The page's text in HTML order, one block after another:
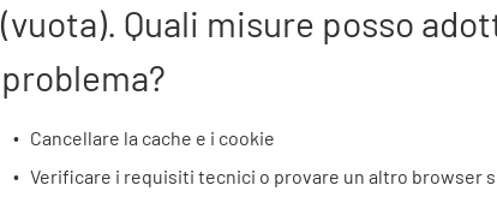
(vuota). Quali misure posso
problema?
Cancellare la cache e i cookie
Verificare i requisiti tecnici o provare un altro browser